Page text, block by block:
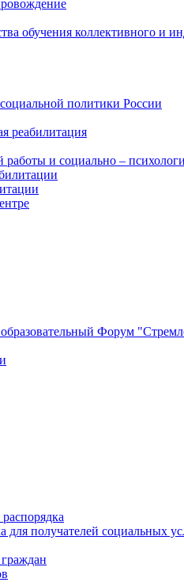
обучения коллективного и
политики России
реабилитация
работы и социально –
Форум
для получателей социальных